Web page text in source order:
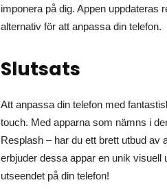
imponera på dig. Appen uppdateras
alternativ för att anpassa din telefon.
Slutsats
Att anpassa din telefon med
touch. Med apparna som nämns i
Resplash – har du ett brett utbud av
erbjuder dessa appar en unik visuell
utseendet på din telefon!